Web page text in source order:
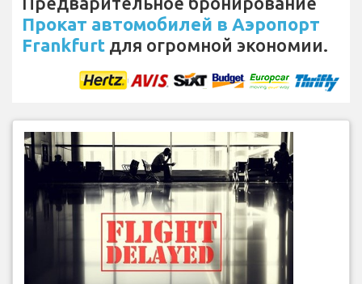
Прокат автомобилей в Аэропорт
Frankfurt для огромной экономии.